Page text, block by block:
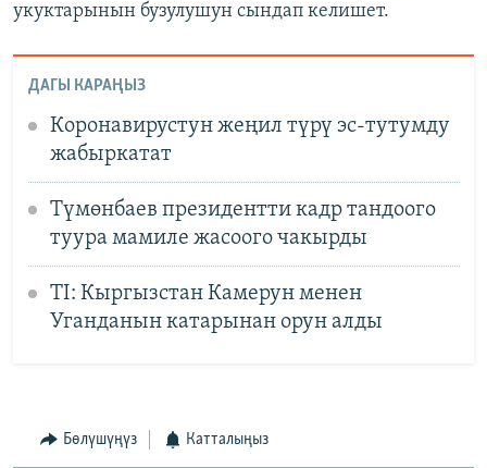
укуктарынын бузулушун сындап келишет.
ДАГЫ КАРАҢЫЗ
Коронавирустун жеңил түрү эс-тутумду
жабыркатат
Түмөнбаев президентти кадр тандоого
туура мамиле жасоого чакырды
TI: Кыргызстан Камерун менен
Уганданын катарынан орун алды
Бөлүшүңүз Катталыңыз